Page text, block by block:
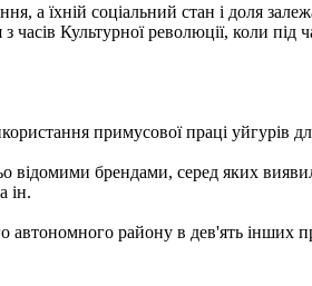
а їхній соціальний стан і доля
Культурної революції, коли під
примусової праці уйгурів
відомими брендами, серед яких
ін.
автономного району в дев'ять